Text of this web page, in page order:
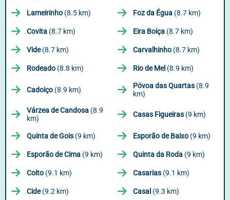
Lameirinho (8.5 km) Foz da Égua (8.7 km)
Covita (8.7 km) Eira Boiça (8.7 km)
Vide(8.7 km) Carvalhinho (8.7 km)
Rodeado (8.8 km) Rio de Mel (8.9 km)
Cadoiço (8.9 km) Póvoa das Quartas (8.9
km)
Várzea de Candosa (8.9
km)
Casas Figueiras (9 km)
Quinta de Gois (9 km) Esporão de Baixo (9 km)
Esporão de Cima (9 km) Quinta da Roda (9 km)
Coito (9.1 km) Casarias (9.1 km)
Cide(9.2 km) Casal (9.3 km)